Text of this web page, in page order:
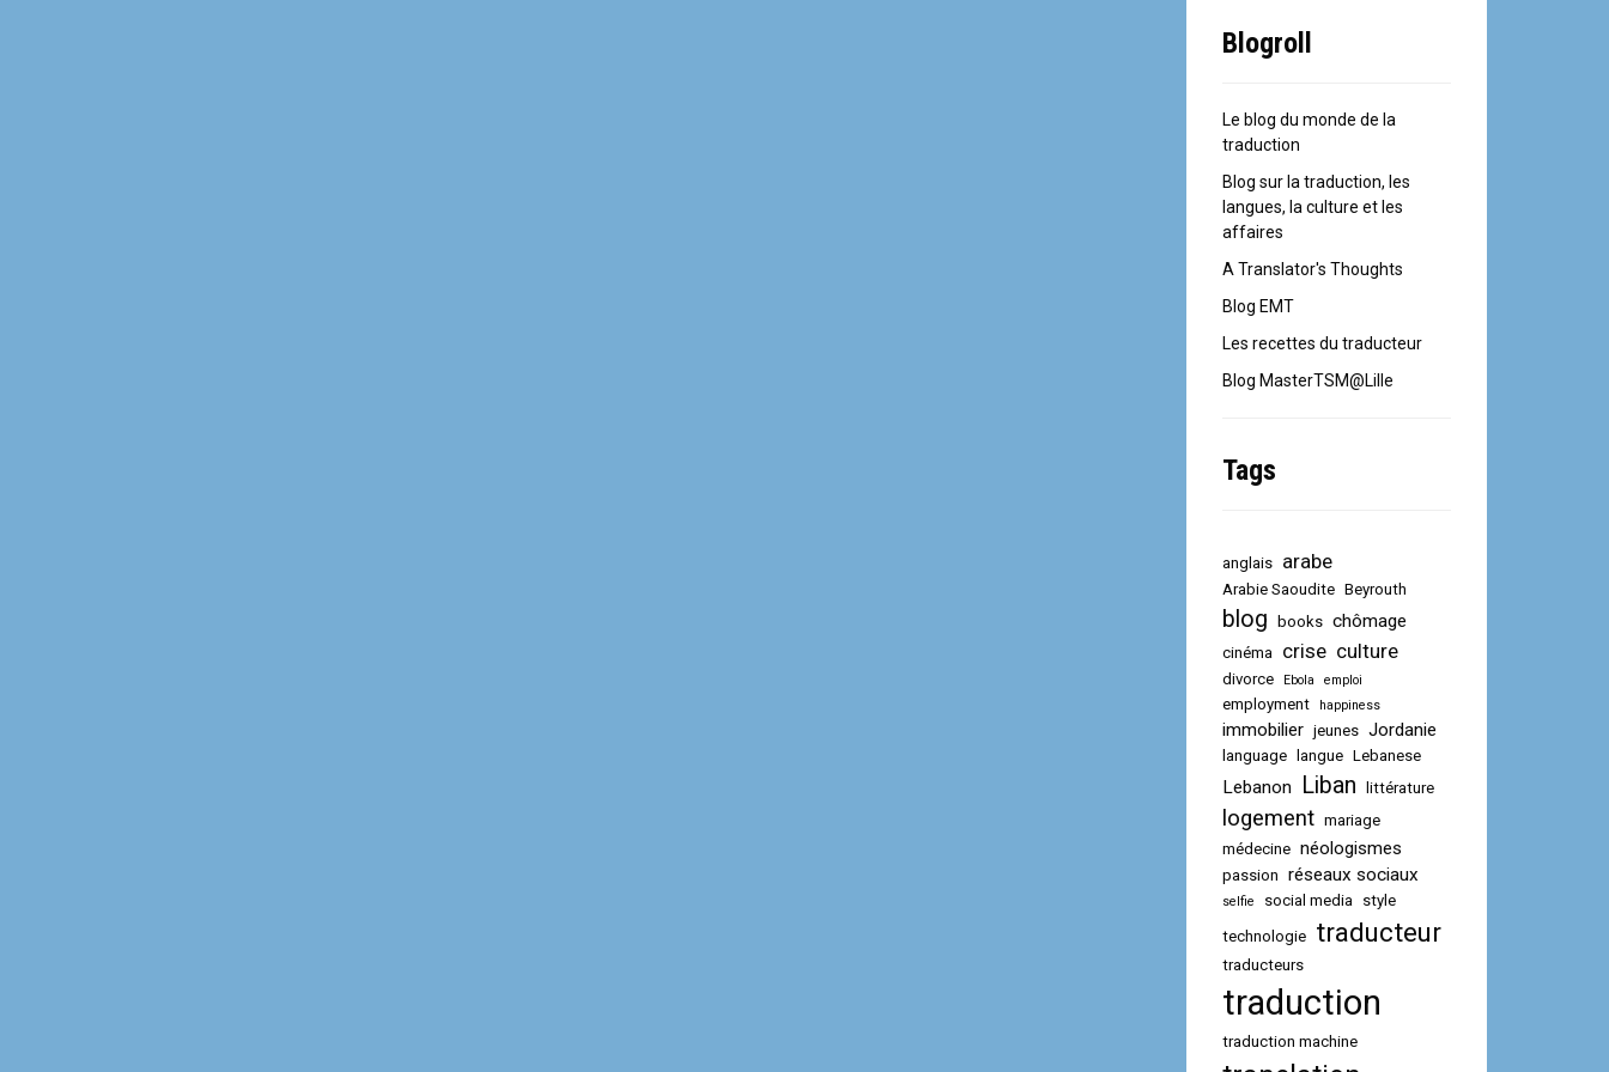
Blogroll
Le blog du monde de la
traduction
Blog sur la traduction, les
langues, la culture et les
affaires
A Translator's Thoughts
Blog EMT
Les recettes du traducteur
Blog MasterTSM@Lille
Tags
anglais arabe
Arabie Saoudite Beyrouth
blog books chômage
cinéma crise culture
divorce Ebola emploi
employment happiness
immobilier jeunes Jordanie
language langue Lebanese
Lebanon Liban littérature
logement mariage
médecine néologismes
passion réseaux sociaux
selfie social media style
technologie traducteur
traducteurs
traduction
traduction machine